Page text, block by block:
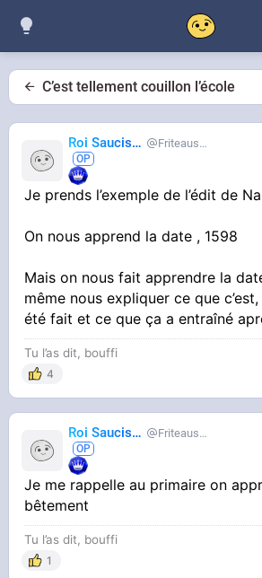
C’est tellement couillon l’école
Roi Saucisse Friteausucre
Je prends l’exemple de l’édit de
On nous apprend la date , 1598
Mais on nous fait apprendre la
même nous expliquer ce que
été fait et ce que ça a entraîné
Tu l’as dit, bouffi
4
Roi Saucisse Friteausucre
Je me rappelle au primaire on
bêtement
Tu l’as dit, bouffi
1